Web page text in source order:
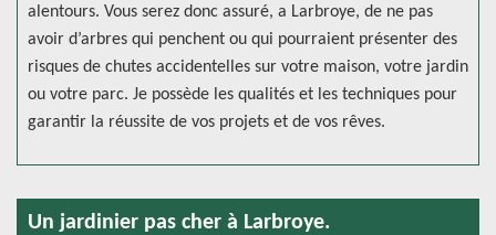
alentours. Vous serez donc assuré, a Larbroye, de ne pas
avoir d’arbres qui penchent ou qui pourraient présenter des
risques de chutes accidentelles sur votre maison, votre jardin
ou votre parc. Je possède les qualités et les techniques pour
garantir la réussite de vos projets et de vos rêves.
Un jardinier pas cher à Larbroye.